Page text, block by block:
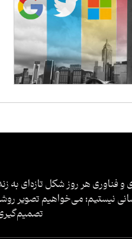
و فناوری هر روز شکل تازه‌ای
نیستیم؛ می‌خواهیم تصویر